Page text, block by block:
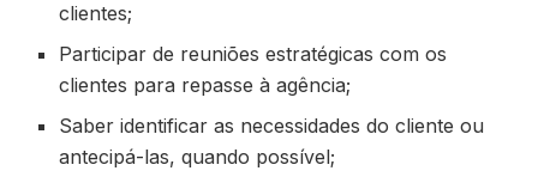
clientes;
Participar de reuniões estratégicas com os
clientes para repasse à agência;
Saber identificar as necessidades do cliente ou
antecipá-las, quando possível;